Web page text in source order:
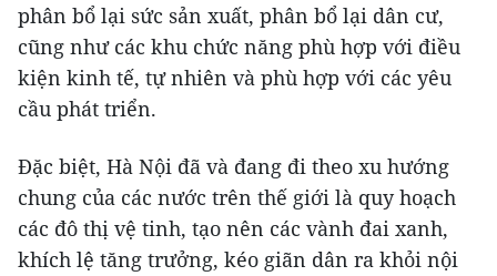
phân bổ lại sức sản xuất, phân bổ lại dân cư,
cũng như các khu chức năng phù hợp với điều
kiện kinh tế, tự nhiên và phù hợp với các yêu
cầu phát triển.
Đặc biệt, Hà Nội đã và đang đi theo xu hướng
chung của các nước trên thế giới là quy hoạch
các đô thị vệ tinh, tạo nên các vành đai xanh,
khích lệ tăng trưởng, kéo giãn dân ra khỏi nội